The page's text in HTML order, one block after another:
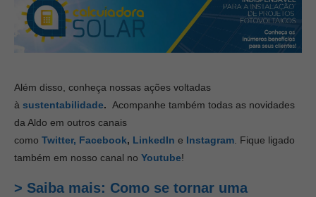
Além disso, conheça nossas ações voltadas
à sustentabilidade. Acompanhe também todas as novidades
da Aldo em outros canais
como Twitter, Facebook, LinkedIn e Instagram . Fique ligado
também em nosso canal no Youtube!
> Saiba mais: Como se tornar uma